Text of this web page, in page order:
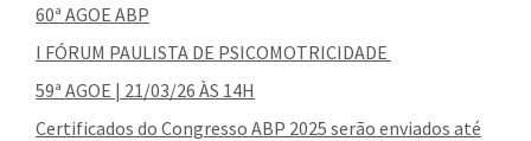
60ª AGOE ABP
I FÓRUM PAULISTA DE PSICOMOTRICIDADE
59ª AGOE | 21/03/26 ÀS 14H
Certificados do Congresso ABP 2025 serão enviados até